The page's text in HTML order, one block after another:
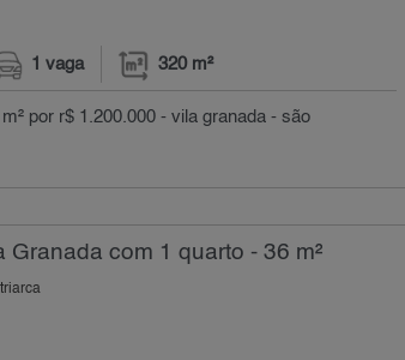
1 vaga 320 m²
por r$ 1.200.000 - vila granada - são
com 1 quarto - 36 m²